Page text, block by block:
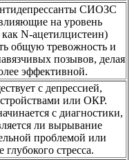
СИОЗС
на уровень
как N-ацетилцистеин)
общую тревожность и
позывов, делая
эффективной.
с депрессией,
или ОКР.
с диагностики,
ли вырывание
проблемой или
стресса.